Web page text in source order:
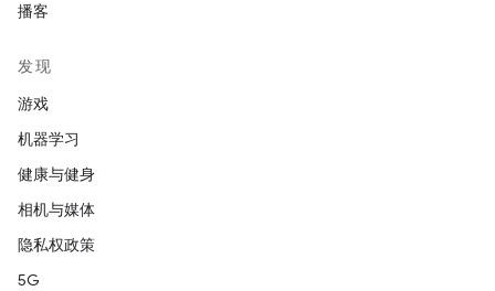
播客
发现
游戏
机器学习
健康与健身
相机与媒体
隐私权政策
5G